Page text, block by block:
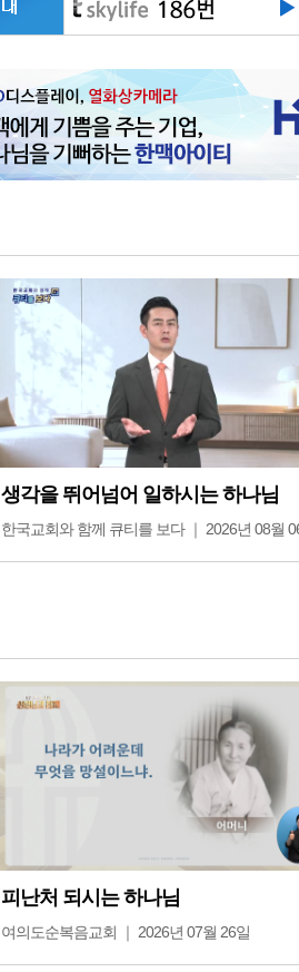
생각을 뛰어넘어 일하시는 하나님
한국교회와 함께 큐티를 보다 ｜ 2026년 08월
피난처 되시는 하나님
여의도순복음교회 ｜ 2026년 07월 26일